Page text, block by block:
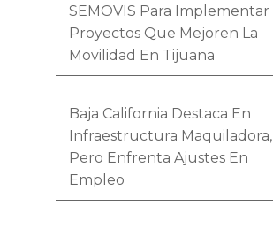
SEMOVIS Para Implementar
Proyectos Que Mejoren La
Movilidad En Tijuana
Baja California Destaca En
Infraestructura Maquiladora,
Pero Enfrenta Ajustes En
Empleo